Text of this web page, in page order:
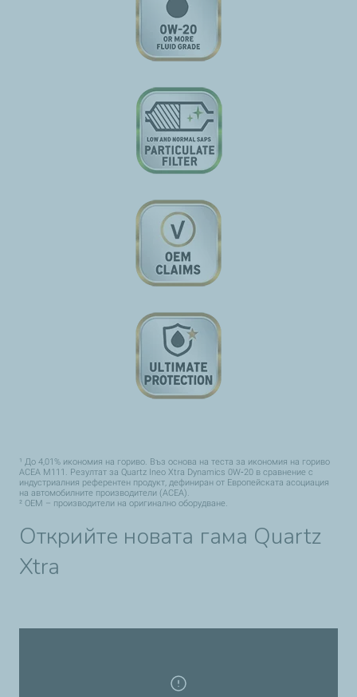
¹ До 4,01% икономия на гориво. Въз основа на теста за икономия на гориво
ACEA M111. Резултат за Quartz Ineo Xtra Dynamics 0W‑20 в сравнение с
индустриалния референтен продукт, дефиниран от Европейската асоциация
на автомобилните производители (ACEA).
² OEM – производители на оригинално оборудване.
Открийте новата гама Quartz
Xtra